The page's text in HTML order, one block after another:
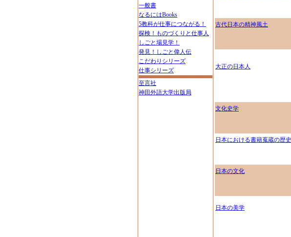
一般書
なるにはBooks
5教科が仕事につながる！
探検！ものづくりと仕事人
しごと場見学！
発見！しごと偉人伝
こだわりシリーズ
仕事シリーズ
至言社
神田外語大学出版局
古代日本の精神風土
大正の日本人
文化史学
日本における書籍蒐蔵の歴史
日本の文化
日本の美学